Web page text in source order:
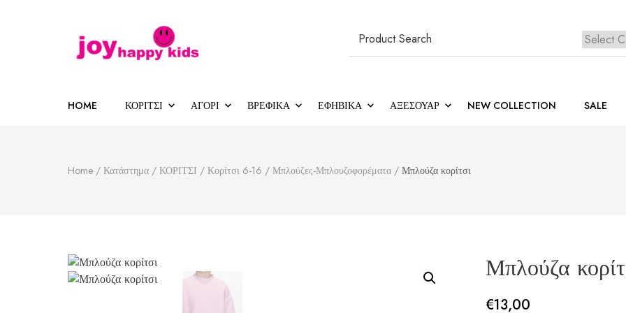
Search
for:
HOME ΚΟΡΙΤΣΙ ΑΓΟΡΙ ΒΡΕΦΙΚΑ ΕΦΗΒΙΚΆ ΑΞΕΣΟΥΑΡ NEW COLLECTION SALE
Home / Κατάστημα / ΚΟΡΙΤΣΙ / Κορίτσι 6-16 / Μπλούζες-Μπλουζοφορέματα / Μπλούζα κορίτσι
Μπλούζα
€13,00